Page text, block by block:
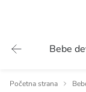
Bebe
Početna strana